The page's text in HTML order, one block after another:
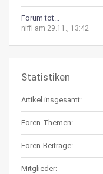
Forum tot...
niffi am 29.11., 13:42
Statistiken
Artikel insgesamt:
Foren-Themen:
Foren-Beiträge:
Mitglieder: